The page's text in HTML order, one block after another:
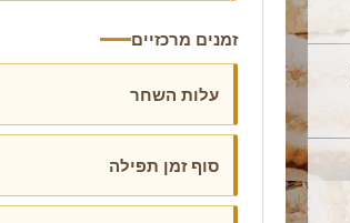
זמנים מרכזיים
עלות השחר
סוף זמן תפילה